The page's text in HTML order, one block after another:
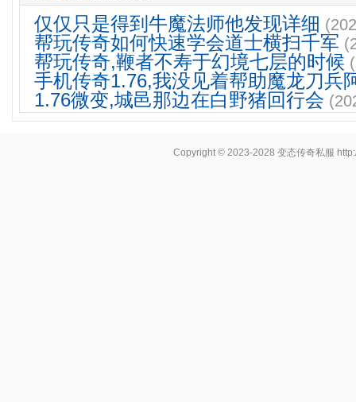
仅仅只是得到牛魔法师他发现详细
帮玩传奇如何快速学会道士横扫千军
帮玩传奇,鞭者不寿于幻境七层的时候
手机传奇1.76,我没见着帮助魔龙刀兵
1.76微变,城邑那边在白野猪回行会
Copyright © 2023-2028变态传奇私服